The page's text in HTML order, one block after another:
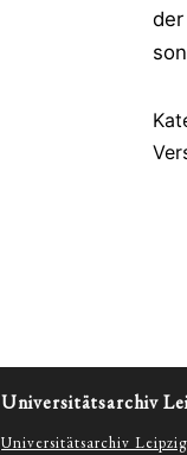
Universitätsarchiv
Universitätsarchiv